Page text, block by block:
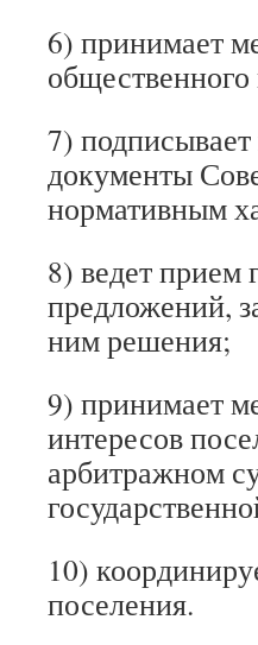
6) принимает
7)
документы
нормативным
8) ведет прием
предложений,
ним решения;
9) принимает
интересов
арбитражном
10)
поселения.